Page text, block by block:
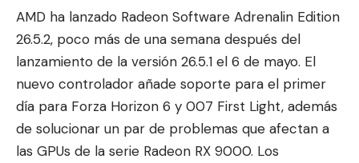
AMD ha lanzado Radeon Software Adrenalin Edition
26.5.2, poco más de una semana después del
lanzamiento de la versión 26.5.1 el 6 de mayo. El
nuevo controlador añade soporte para el primer
día para Forza Horizon 6 y 007 First Light, además
de solucionar un par de problemas que afectan a
las GPUs de la serie Radeon RX 9000. Los